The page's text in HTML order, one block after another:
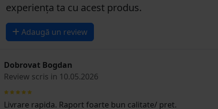
experiența ta cu acest produs.
Adaugă un review
Dobrovat Bogdan
Review scris in 10.05.2026
Livrare rapida. Raport foarte bun calitate/ pret.